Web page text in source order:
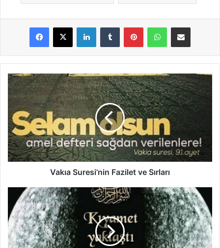
V
a
k
ı
a
S
u
r
e
n
F
a
Vakıa Suresi’nin Fazilet ve Sırları
m
e
r
S